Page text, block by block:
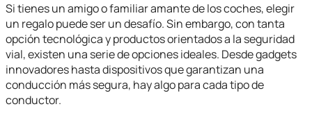
Si tienes un amigo o familiar amante de los coches, elegir
un regalo puede ser un desafío. Sin embargo, con tanta
opción tecnológica y productos orientados a la seguridad
vial, existen una serie de opciones ideales. Desde gadgets
innovadores hasta dispositivos que garantizan una
conducción más segura, hay algo para cada tipo de
conductor.